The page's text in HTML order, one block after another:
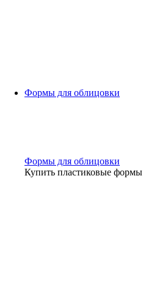
Формы для облицовки
Формы для облицовки
Купить пластиковые